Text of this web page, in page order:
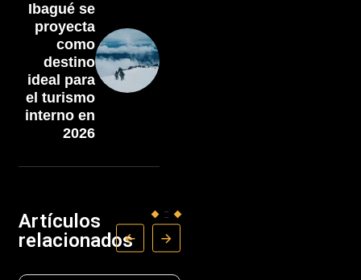
Ibagué se
proyecta
como
destino
ideal para
el turismo
interno en
2026
Artículos
relacionados